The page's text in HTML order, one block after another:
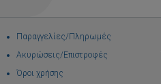
Παραγγελίες/Πληρωμές
Ακυρώσεις/Επιστροφές
Όροι χρήσης